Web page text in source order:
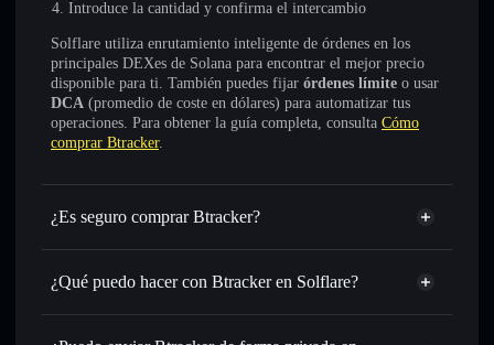
Introduce la cantidad y confirma el intercambio
Solflare utiliza enrutamiento inteligente de órdenes en los
principales DEXes de Solana para encontrar el mejor precio
disponible para ti. También puedes fijar órdenes límite o usar
DCA (promedio de coste en dólares) para automatizar tus
operaciones. Para obtener la guía completa, consulta Cómo
comprar Btracker.
¿Es seguro comprar Btracker?
Btracker no está verificado
¿Qué puedo hacer con Btracker en Solflare?
Btracker
cartera de Solflare